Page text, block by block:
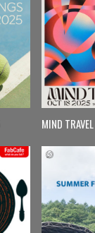
MIND TRAVEL